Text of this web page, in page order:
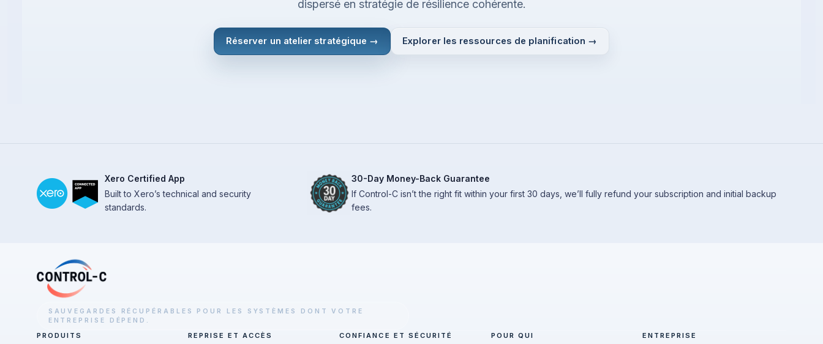
dispersé en stratégie de résilience cohérente.
Réserver un atelier stratégique → Explorer les ressources de planification →
Xero Certified App
Built to Xero’s technical and security
standards.
30-Day Money-Back Guarantee
If Control-C isn’t the right fit within your first 30 days, we’ll fully refund your subscription and initial backup
fees.
SAUVEGARDES RÉCUPÉRABLES POUR LES SYSTÈMES DONT VOTRE
ENTREPRISE DÉPEND.
PRODUITS REPRISE ET ACCÈS CONFIANCE ET SÉCURITÉ POUR QUI ENTREPRISE